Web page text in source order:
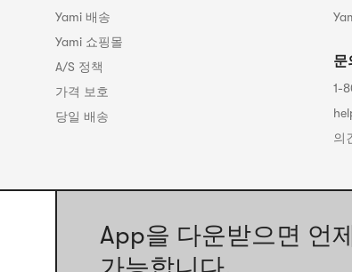
Yami 배송
Yami 쇼핑몰
A/S 정책
가격 보호
당일 배송
문
1-
의
App을 다운받으면 언